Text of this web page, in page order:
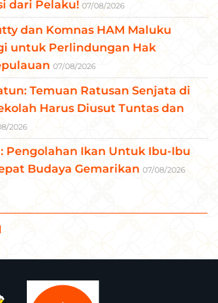
dari Pelaku! 07/08/2026
dan Komnas HAM Maluku
untuk Perlindungan Hak
07/08/2026
Temuan Ratusan Senjata di
Harus Diusut Tuntas dan
2026
Pengolahan Ikan Untuk Ibu-Ibu
Budaya Gemarikan 07/08/2026